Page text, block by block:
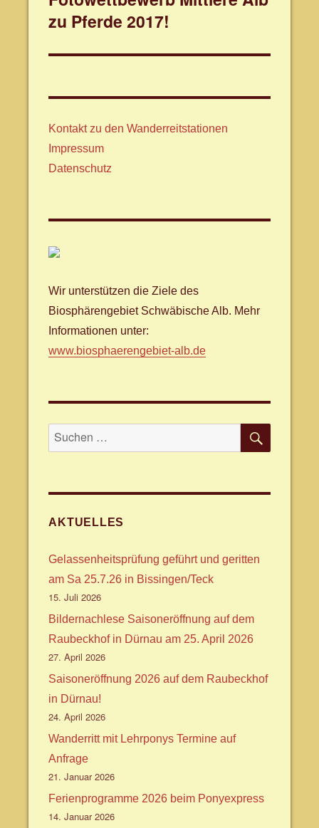
Beitrag:
zu Pferde 2017!
Kontakt zu den Wanderreitstationen
Impressum
Datenschutz
Wir unterstützen die Ziele des
Biosphärengebiet Schwäbische Alb. Mehr
Informationen unter:
www.biosphaerengebiet-alb.de
Suche
nach:
AKTUELLES
Gelassenheitsprüfung geführt und geritten
am Sa 25.7.26 in Bissingen/Teck
15. Juli 2026
Bildernachlese Saisoneröffnung auf dem
Raubeckhof in Dürnau am 25. April 2026
27. April 2026
Saisoneröffnung 2026 auf dem Raubeckhof
in Dürnau!
24. April 2026
Wanderritt mit Lehrponys Termine auf
Anfrage
21. Januar 2026
Ferienprogramme 2026 beim Ponyexpress
14. Januar 2026